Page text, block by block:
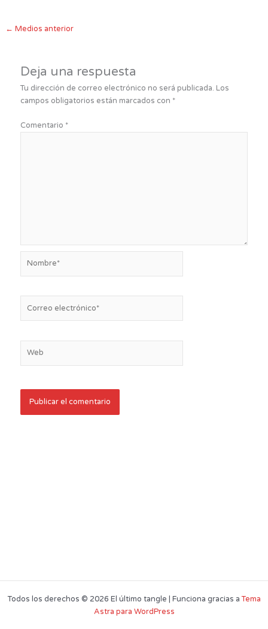
← Medios anterior
Deja una respuesta
Tu dirección de correo electrónico no será publicada. Los
campos obligatorios están marcados con *
Comentario *
electrónico*
Todos los derechos © 2026 El último tangle | Funciona gracias aTema
Astra para WordPress